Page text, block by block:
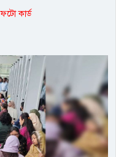
ফটো কার্ড